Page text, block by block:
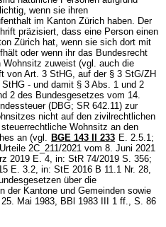
wenn sie ihren
im Kanton Zürich haben. Der
präzisiert, dass eine Person einen
Zürich hat, wenn sie sich dort mit
oder wenn ihr das Bundesrecht
Wohnsitz zuweist (vgl. auch die
von Art. 3 StHG, auf der § 3 StG/ZH
- und damit § 3 Abs. 1 und 2
2 des Bundesgesetzes vom 14.
(DBG; SR 642.11) zur
nicht auf den zivilrechtlichen
Wohnsitz an den
an (vgl. BGE 143 II 233 E. 2.5.1;
2C_211/2021 vom 8. Juni 2021
2019 E. 4, in: StR 74/2019 S. 356;
E. 3.2, in: StE 2016 B 11.1 Nr. 28,
über die
der Kantone und Gemeinden sowie
Mai 1983, BBl 1983 III 1 ff., S. 86